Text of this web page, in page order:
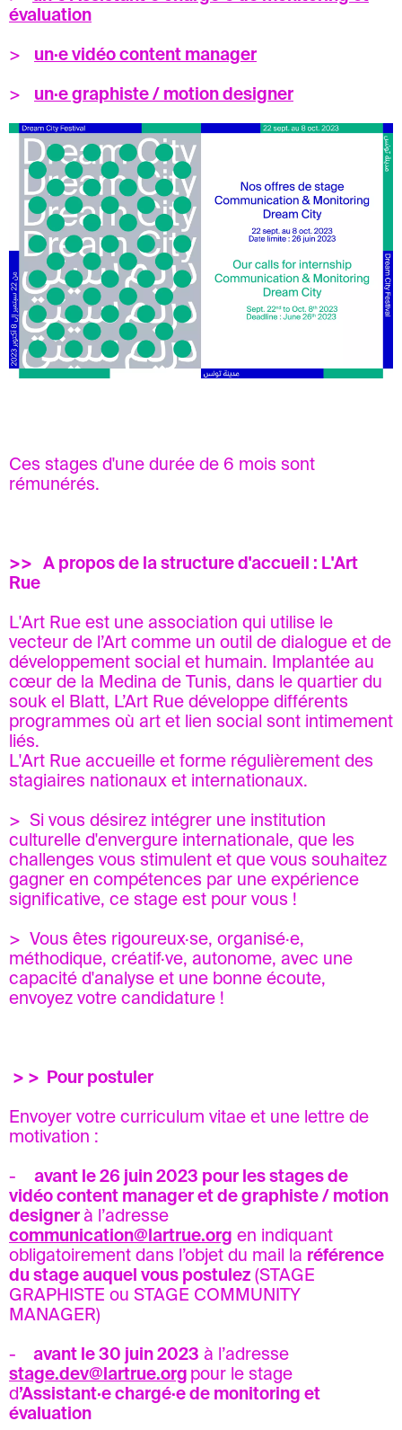
évaluation
> un·e vidéo content manager
> un·e graphiste / motion designer
Ces stages d'une durée de 6 mois sont
rémunérés.
>> A propos de la structure d'accueil : L'Art
Rue
L'Art Rue est une association qui utilise le
vecteur de l’Art comme un outil de dialogue et de
développement social et humain. Implantée au
cœur de la Medina de Tunis, dans le quartier du
souk el Blatt, L’Art Rue développe différents
programmes où art et lien social sont intimement
liés.
L'Art Rue accueille et forme régulièrement des
stagiaires nationaux et internationaux.
> Si vous désirez intégrer une institution
culturelle d'envergure internationale, que les
challenges vous stimulent et que vous souhaitez
gagner en compétences par une expérience
significative, ce stage est pour vous !
> Vous êtes rigoureux·se, organisé·e,
méthodique, créatif·ve, autonome, avec une
capacité d'analyse et une bonne écoute,
envoyez votre candidature !
> > Pour postuler
Envoyer votre curriculum vitae et une lettre de
motivation :
- avant le 26 juin 2023 pour les stages de
vidéo content manager et de graphiste / motion
designer à l’adresse
communication@lartrue.org en indiquant
obligatoirement dans l’objet du mail la référence
du stage auquel vous postulez (STAGE
GRAPHISTE ou STAGE COMMUNITY
MANAGER)
- avant le 30 juin 2023 à l’adresse
stage.dev@lartrue.org pour le stage
d’Assistant·e chargé·e de monitoring et
évaluation